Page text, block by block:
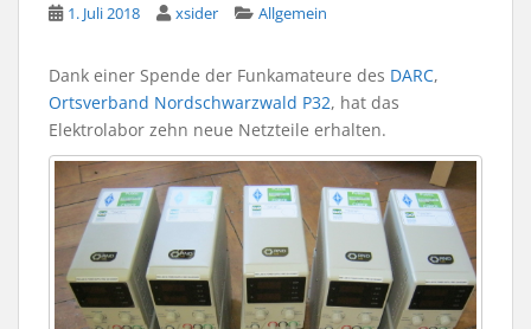
1. Juli 2018 xsider Allgemein
Dank einer Spende der Funkamateure des DARC,
Ortsverband Nordschwarzwald P32, hat das
Elektrolabor zehn neue Netzteile erhalten.